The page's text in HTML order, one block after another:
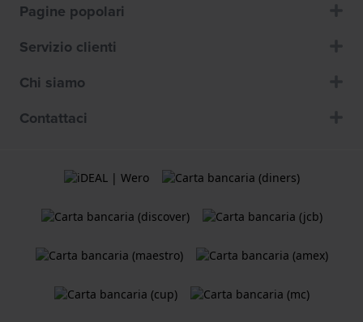
Pagine popolari
Servizio clienti
Chi siamo
Contattaci